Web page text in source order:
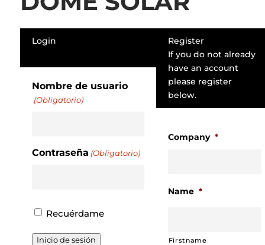
Login
Nombre de usuario
(Obligatorio)
Contraseña (Obligatorio)
Recuérdame
Inicio de sesión
Register
If you do not already
have an account
please register
below.
Company *
Name *
Firstname